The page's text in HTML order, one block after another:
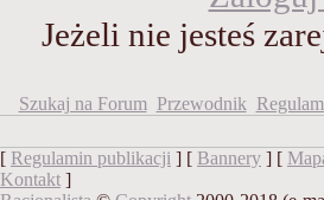
Jeżeli nie jesteś
Szukaj na Forum Przewodnik
[ Regulamin publikacji ] [ Bannery ] [
Kontakt ]